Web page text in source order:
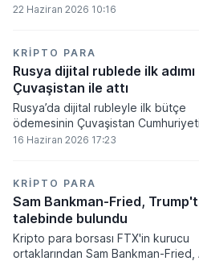
analistleri, madencilik sektöründeki
22 Haziran 2026 10:16
KRIPTO PARA
Rusya dijital rublede ilk adımı
Çuvaşistan ile attı
Rusya’da dijital rubleyle ilk bütçe
ödemesinin Çuvaşistan
gerçekleştirildiği bildirildi.
16 Haziran 2026 17:23
KRIPTO PARA
Sam Bankman-Fried,
talebinde bulundu
Kripto para borsası FTX'in kurucu
ortaklarından Sam Bankman-Fried,